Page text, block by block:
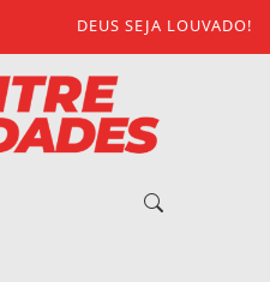
DEUS SEJA LOUVADO!